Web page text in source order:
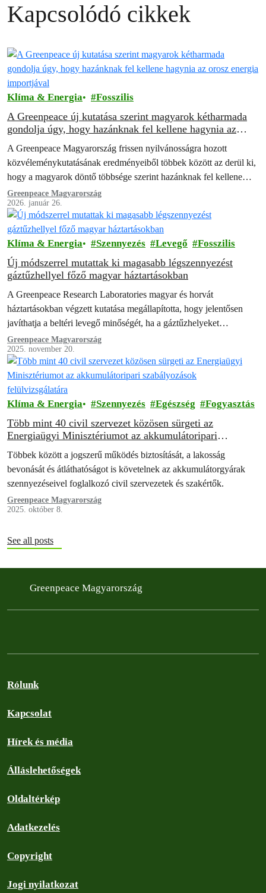
Kapcsolódó cikkek
Klíma & Energia Fosszilis
A Greenpeace új kutatása szerint magyarok kétharmada
gondolja úgy, hogy hazánknak fel kellene hagynia az
orosz energia importjával
A Greenpeace Magyarország frissen nyilvánosságra hozott
közvéleménykutatásának eredményeiből többek között az derül ki,
hogy a magyarok döntő többsége szerint hazánknak fel kellene
hagynia az orosz energia importjával.
Greenpeace Magyarország
2026. január 26.
Klíma & Energia Szennyezés Levegő Fosszilis
Új módszerrel mutattak ki magasabb légszennyezést
gáztűzhellyel főző magyar háztartásokban
A Greenpeace Research Laboratories magyar és horvát
háztartásokban végzett kutatása megállapította, hogy jelentősen
javíthatja a beltéri levegő minőségét, ha a gáztűzhelyeket
elektromos készülékekkel váltják fel.
Greenpeace Magyarország
2025. november 20.
Klíma & Energia Szennyezés Egészség Fogyasztás
Több mint 40 civil szervezet közösen sürgeti az
Energiaügyi Minisztériumot az akkumulátoripari
szabályozások felülvizsgálatára
Többek között a jogszerű működés biztosítását, a lakosság
bevonását és átláthatóságot is követelnek az akkumulátorgyárak
szennyezéseivel foglalkozó civil szervezetek és szakértők.
Greenpeace Magyarország
2025. október 8.
See all posts
Greenpeace Magyarország
Rólunk
Kapcsolat
Hírek és média
Álláslehetőségek
Oldaltérkép
Adatkezelés
Copyright
Jogi nyilatkozat